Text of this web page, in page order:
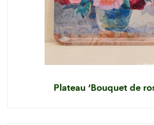
Plateau ‘Bouquet de